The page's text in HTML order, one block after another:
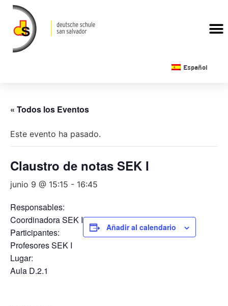
Español
« Todos los Eventos
Este evento ha pasado.
Claustro de notas SEK I
junio 9 @ 15:15 - 16:45
Responsables:
Coordinadora SEK I
Participantes:
Profesores SEK I
Lugar:
Aula D.2.1
Añadir al calendario